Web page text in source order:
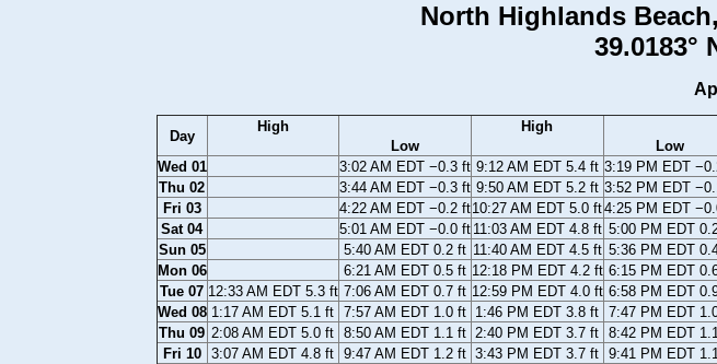
North Highlands
39.0183°
Day
High
Low
High
Low
Wed 01
3:02 AM EDT −0.3 ft 9:12 AM EDT 5.4 ft 3:19 PM EDT
Thu 02
3:44 AM EDT −0.3 ft 9:50 AM EDT 5.2 ft 3:52 PM EDT
Fri 03
4:22 AM EDT −0.2 ft10:27 AM EDT 5.0 ft4:25 PM EDT
Sat 04
5:01 AM EDT −0.0 ft 11:03 AM EDT 4.8 ft 5:00 PM EDT
Sun 05
5:40 AM EDT 0.2 ft 11:40 AM EDT 4.5 ft 5:36 PM EDT
Mon 06
6:21 AM EDT 0.5 ft 12:18 PM EDT 4.2 ft 6:15 PM EDT
Tue 07 12:33 AM EDT 5.3 ft 7:06 AM EDT 0.7 ft 12:59 PM EDT 4.0 ft 6:58 PM EDT
Wed 08 1:17 AM EDT 5.1 ft 7:57 AM EDT 1.0 ft 1:46 PM EDT 3.8 ft 7:47 PM EDT
Thu 09 2:08 AM EDT 5.0 ft 8:50 AM EDT 1.1 ft 2:40 PM EDT 3.7 ft 8:42 PM EDT
Fri 10
3:07 AM EDT 4.8 ft 9:47 AM EDT 1.2 ft 3:43 PM EDT 3.7 ft 9:41 PM EDT